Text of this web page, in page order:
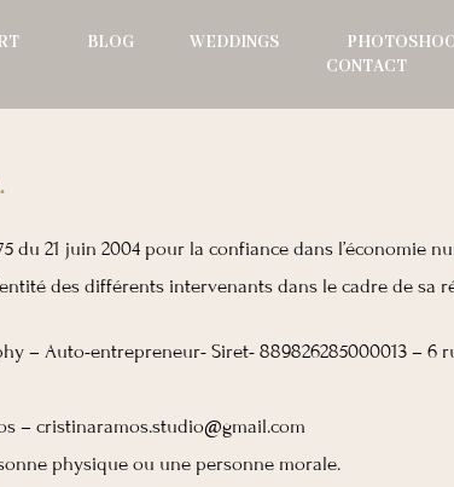
BLOG WEDDINGS
CONTACT
du 21 juin 2004 pour la confiance dans l’économie
des différents intervenants dans le cadre de sa
– Auto-entrepreneur- Siret- 889826285000013 – 6
– cristinaramos.studio@gmail.com
physique ou une personne morale.